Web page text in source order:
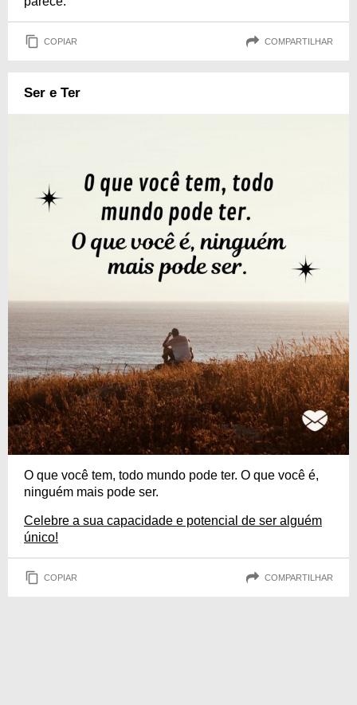
COPIAR COMPARTILHAR
Ser e Ter
O que você tem, todo mundo pode ter. O que você é,
ninguém mais pode ser.
Celebre a sua capacidade e potencial de ser alguém
único!
COPIAR COMPARTILHAR